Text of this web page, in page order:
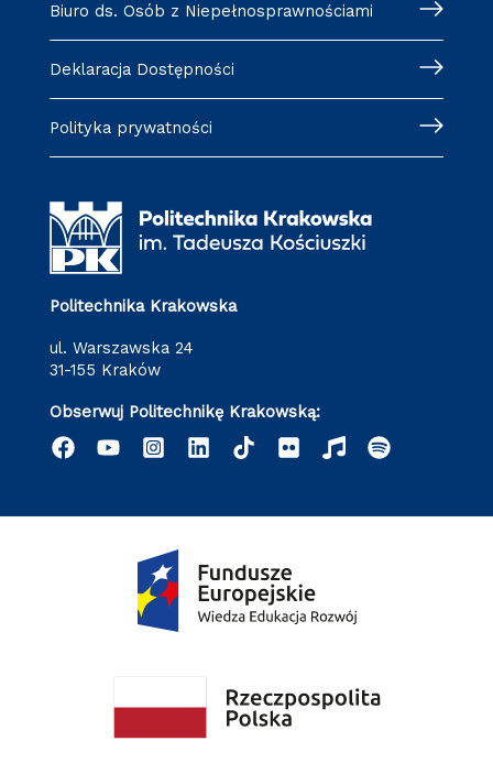
Biuro ds. Osób z Niepełnosprawnościami
Deklaracja Dostępności
Polityka prywatności
Politechnika Krakowska
ul. Warszawska 24
31-155 Kraków
Obserwuj Politechnikę Krakowską: